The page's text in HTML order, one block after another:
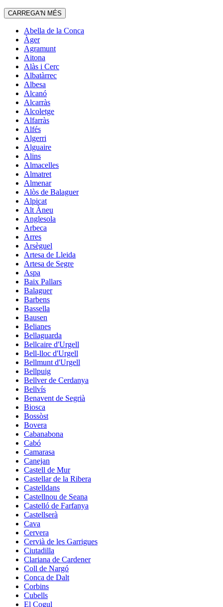
CARREGA'N MÉS
Abella de la Conca
Àger
Agramunt
Aitona
Alàs i Cerc
Albatàrrec
Albesa
Alcanó
Alcarràs
Alcoletge
Alfarràs
Alfés
Algerri
Alguaire
Alins
Almacelles
Almatret
Almenar
Alòs de Balaguer
Alpicat
Alt Àneu
Anglesola
Arbeca
Arres
Arsèguel
Artesa de Lleida
Artesa de Segre
Aspa
Baix Pallars
Balaguer
Barbens
Bassella
Bausen
Belianes
Bellaguarda
Bellcaire d'Urgell
Bell-lloc d'Urgell
Bellmunt d'Urgell
Bellpuig
Bellver de Cerdanya
Bellvís
Benavent de Segrià
Biosca
Bossòst
Bovera
Cabanabona
Cabó
Camarasa
Canejan
Castell de Mur
Castellar de la Ribera
Castelldans
Castellnou de Seana
Castelló de Farfanya
Castellserà
Cava
Cervera
Cervià de les Garrigues
Ciutadilla
Clariana de Cardener
Coll de Nargó
Conca de Dalt
Corbins
Cubells
El Cogul